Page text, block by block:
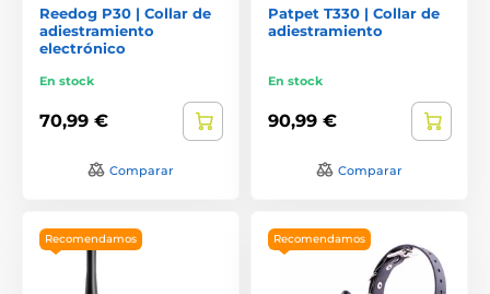
Reedog P30 | Collar de
adiestramiento
electrónico
En stock
70,99 €
Comparar
Patpet T330 | Collar de
adiestramiento
En stock
90,99 €
Comparar
Recomendamos Recomendamos